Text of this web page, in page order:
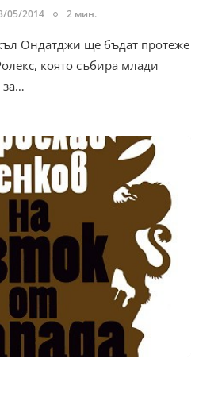
05/2014 2 мин.
Ондатджи ще бъдат протеже
която събира млади
за…